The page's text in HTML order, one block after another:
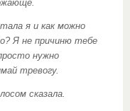
я и как можно
Я не причиню тебе
нужно
тревогу.
сказала.